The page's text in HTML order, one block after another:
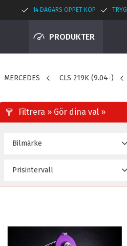
14 DAGARS ÖPPET KÖP
PRODUKTER
MERCEDES CLS 219K (9.04-)
Prisintervall
Bilmärke